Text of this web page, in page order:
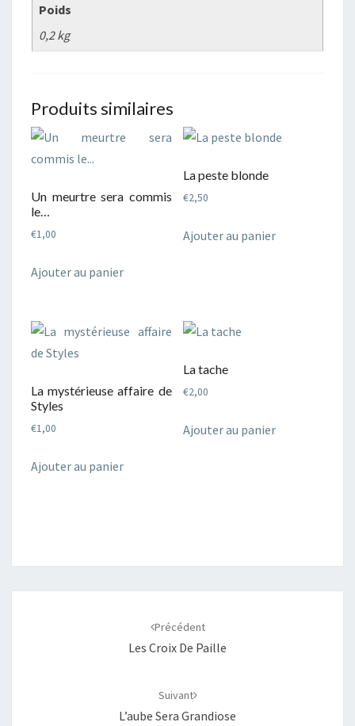
Poids
0,2 kg
Produits similaires
Un meurtre sera commis
le…
€1,00
Ajouter au panier
La peste blonde
€2,50
Ajouter au panier
La mystérieuse affaire de
Styles
€1,00
Ajouter au panier
La tache
€2,00
Ajouter au panier
Précédent
Les Croix De Paille
Suivant
L’aube Sera Grandiose